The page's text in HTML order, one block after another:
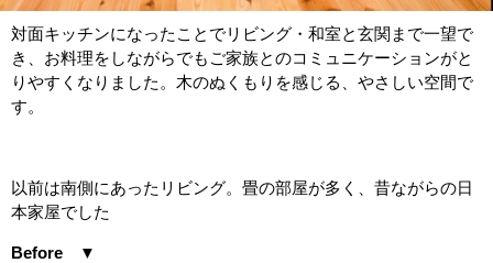
対面キッチンになったことでリビング・和室と玄関まで一望で
き、お料理をしながらでもご家族とのコミュニケーションがと
りやすくなりました。木のぬくもりを感じる、やさしい空間で
す。
以前は南側にあったリビング。畳の部屋が多く、昔ながらの日
本家屋でした
Before ▼